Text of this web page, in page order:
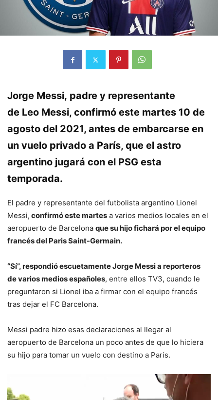
Jorge Messi, padre y representante
de Leo Messi, confirmó este martes 10 de
agosto del 2021, antes de embarcarse en
un vuelo privado a París, que el astro
argentino jugará con el PSG esta
temporada.
El padre y representante del futbolista argentino Lionel
Messi, confirmó este martes a varios medios locales en el
aeropuerto de Barcelona que su hijo fichará por el equipo
francés del Paris Saint-Germain.
“Sí”, respondió escuetamente Jorge Messi a reporteros
de varios medios españoles, entre ellos TV3, cuando le
preguntaron si Lionel iba a firmar con el equipo francés
tras dejar el FC Barcelona.
Messi padre hizo esas declaraciones al llegar al
aeropuerto de Barcelona un poco antes de que lo hiciera
su hijo para tomar un vuelo con destino a París.